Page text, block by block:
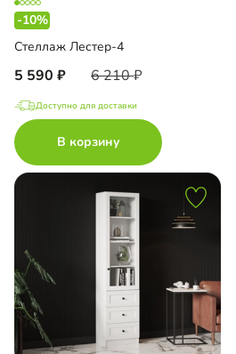
-10%
Стеллаж Лестер-4
5 590 6 210
Доступно для доставки
В корзину